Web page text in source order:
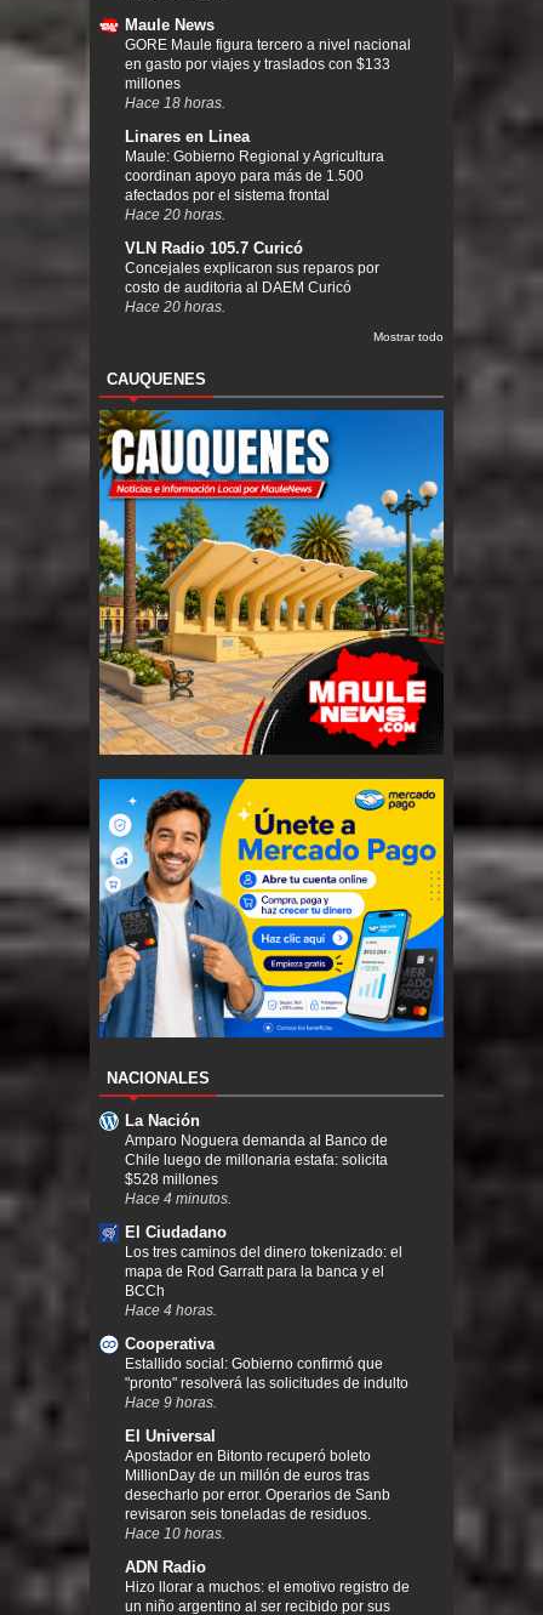
Maule News
GORE Maule figura tercero a nivel nacional
en gasto por viajes y traslados con $133
millones
Hace 18 horas.
Linares en Linea
Maule: Gobierno Regional y Agricultura
coordinan apoyo para más de 1.500
afectados por el sistema frontal
Hace 20 horas.
VLN Radio 105.7 Curicó
Concejales explicaron sus reparos por
costo de auditoria al DAEM Curicó
Hace 20 horas.
Mostrar todo
CAUQUENES
NACIONALES
La Nación
Amparo Noguera demanda al Banco de
Chile luego de millonaria estafa: solicita
$528 millones
Hace 4 minutos.
El Ciudadano
Los tres caminos del dinero tokenizado: el
mapa de Rod Garratt para la banca y el
BCCh
Hace 4 horas.
Cooperativa
Estallido social: Gobierno confirmó que
"pronto" resolverá las solicitudes de indulto
Hace 9 horas.
El Universal
Apostador en Bitonto recuperó boleto
MillionDay de un millón de euros tras
desecharlo por error. Operarios de Sanb
revisaron seis toneladas de residuos.
Hace 10 horas.
ADN Radio
Hizo llorar a muchos: el emotivo registro de
un niño argentino al ser recibido por sus